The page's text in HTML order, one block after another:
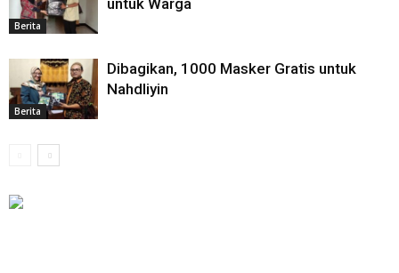
Berita
Berita
Dibagikan, 1000 Masker Gratis untuk
Nahdliyin